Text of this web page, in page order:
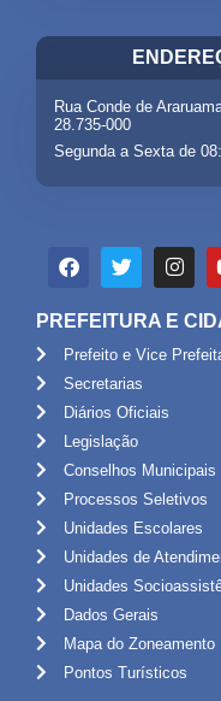
Rua Conde de
28.735-000
Segunda a Sexta de
PREFEITURA E
Prefeito e Vice
Secretarias
Diários Oficiais
Legislação
Conselhos Municipais
Processos Seletivos
Unidades Escolares
Unidades de
Unidades
Dados Gerais
Mapa do Zoneamento
Pontos Turísticos